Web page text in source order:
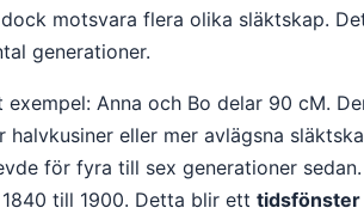
motsvara flera olika släktskap.
generationer.
exempel: Anna och Bo delar 90 cM.
halvkusiner eller mer avlägsna
för fyra till sex generationer
till 1900. Detta blir ett tidsfönster